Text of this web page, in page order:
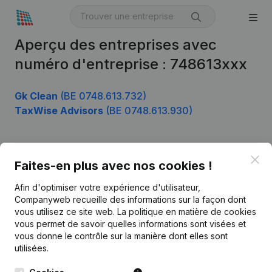
Aperçu des entreprises avec
numéro d'entreprise : 748613xxx
Gk Clean (BE 0748.613.732)
TaxWise Advisors (BE 0748.613.930)
Faites-en plus avec nos cookies !
Afin d'optimiser votre expérience d'utilisateur,
Companyweb recueille des informations sur la façon dont
vous utilisez ce site web. La politique en matière de cookies
vous permet de savoir quelles informations sont visées et
vous donne le contrôle sur la manière dont elles sont
utilisées.
Français
Kantorenpark Everest
248D,
Monitoring
Recherche internationale